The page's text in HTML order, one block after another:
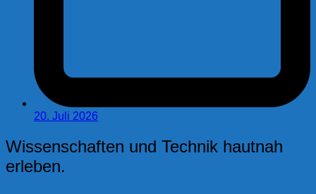
20. Juli 2026
Wissenschaften und Technik hautnah
erleben.